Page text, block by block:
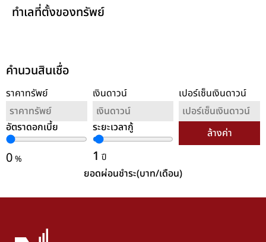
ทำเลที่ตั้งของทรัพย์
คำนวนสินเชื่อ
ราคาทรัพย์ เงินดาวน์ เปอร์เซ็นเงินดาวน์
อัตราดอกเบี้ย
0%
ระยะเวลากู้
1 ปี
ล้างค่า
ยอดผ่อนชำระ(บาท/เดือน)